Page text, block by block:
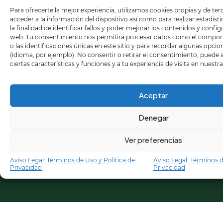
Para ofrecerte la mejor experiencia, utilizamos cookies propias y de
acceder a la información del dispositivo así como para realizar
la finalidad de identificar fallos y poder mejorar los contenidos y
web. Tu consentimiento nos permitirá procesar datos como el
o las identificaciones únicas en este sitio y para recordar algunas
(idioma, por ejemplo). No consentir o retirar el consentimiento, puede
ciertas características y funciones y a tu experiencia de visita en
Aceptar
Denegar
Ver preferencias
Aviso Legal: Términos de Uso y Política de
Privacidad
Aviso Legal: Términos
Privacidad